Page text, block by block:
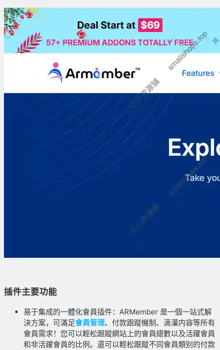
插件主要功能
易于集成的一體化會員插件：ARMember 是一個一站式解
決方案，可滿足會員管理、付款跟蹤機制、滴灌内容等所有
會員需求！您可以輕松跟蹤網站上的會員總數以及活躍會員
和非活躍會員的比例。還可以輕松跟蹤不同會員類别的付款